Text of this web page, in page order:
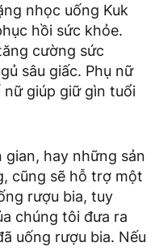
nhọc uống Kuk
hồi sức khỏe.
cường sức
sâu giấc. Phụ nữ
giúp giữ gìn tuổi
hay những sản
cũng sẽ hỗ trợ một
rượu bia, tuy
chúng tôi đưa ra
uống rượu bia. Nếu